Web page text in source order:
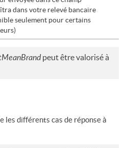
dans votre relevé bancaire
seulement pour certains
peut être valorisé à
les différents cas de réponse à